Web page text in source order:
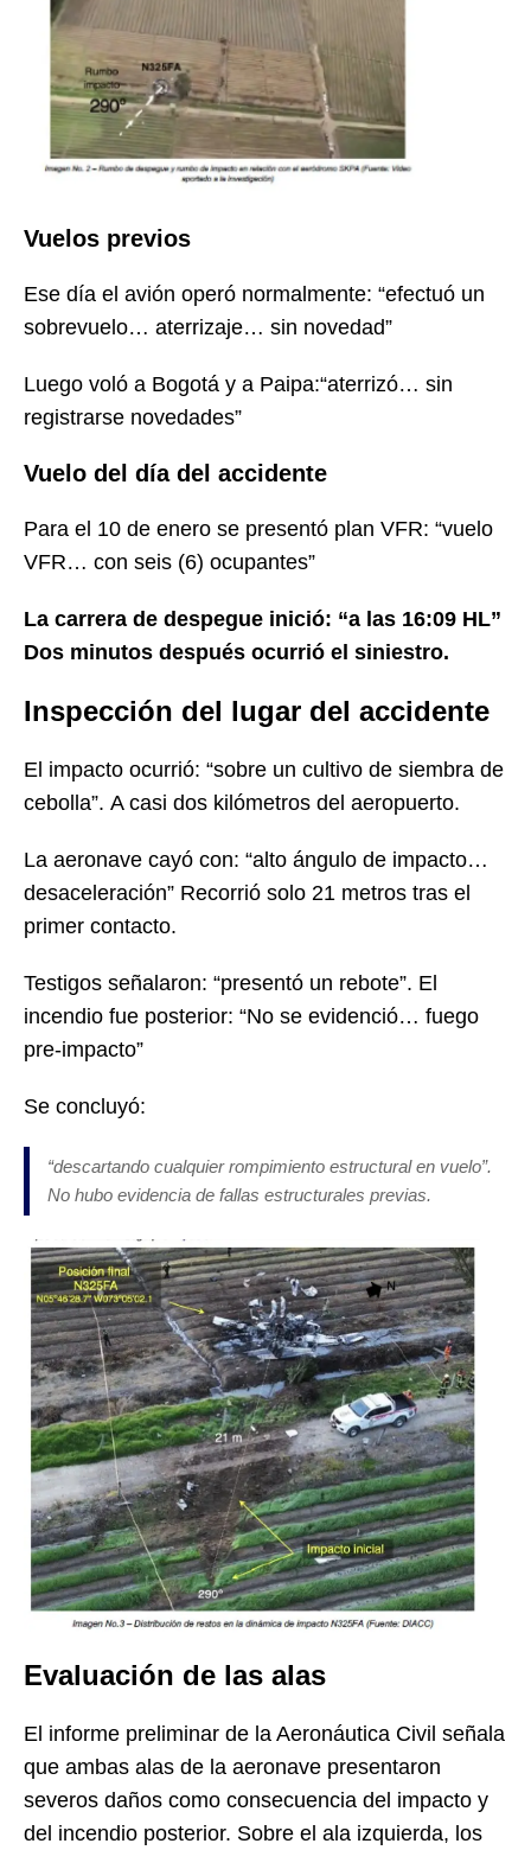
Vuelos previos
Ese día el avión operó normalmente: “efectuó un
sobrevuelo… aterrizaje… sin novedad”
Luego voló a Bogotá y a Paipa:“aterrizó… sin
registrarse novedades”
Vuelo del día del accidente
Para el 10 de enero se presentó plan VFR: “vuelo
VFR… con seis (6) ocupantes”
La carrera de despegue inició: “a las 16:09 HL”
Dos minutos después ocurrió el siniestro.
Inspección del lugar del accidente
El impacto ocurrió: “sobre un cultivo de siembra de
cebolla”. A casi dos kilómetros del aeropuerto.
La aeronave cayó con: “alto ángulo de impacto…
desaceleración” Recorrió solo 21 metros tras el
primer contacto.
Testigos señalaron: “presentó un rebote”. El
incendio fue posterior: “No se evidenció… fuego
pre-impacto”
Se concluyó:
“descartando cualquier rompimiento estructural en vuelo”.
No hubo evidencia de fallas estructurales previas.
Evaluación de las alas
El informe preliminar de la Aeronáutica Civil señala
que ambas alas de la aeronave presentaron
severos daños como consecuencia del impacto y
del incendio posterior. Sobre el ala izquierda, los